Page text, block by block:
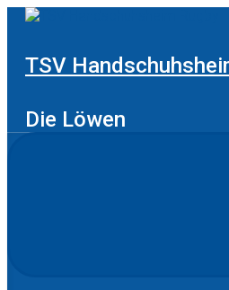
Zum
TSV
Die Löwen